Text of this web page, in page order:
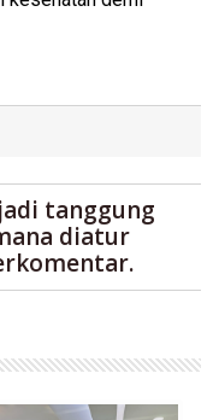
tanggung
diatur